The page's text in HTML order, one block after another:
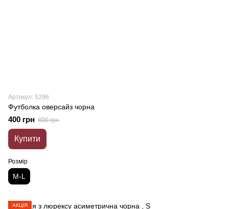
Артикул: 5296
Футболка оверсайз чорна
400 грн 800 грн
Купити
Розмір
M-L
АКЦІЯ